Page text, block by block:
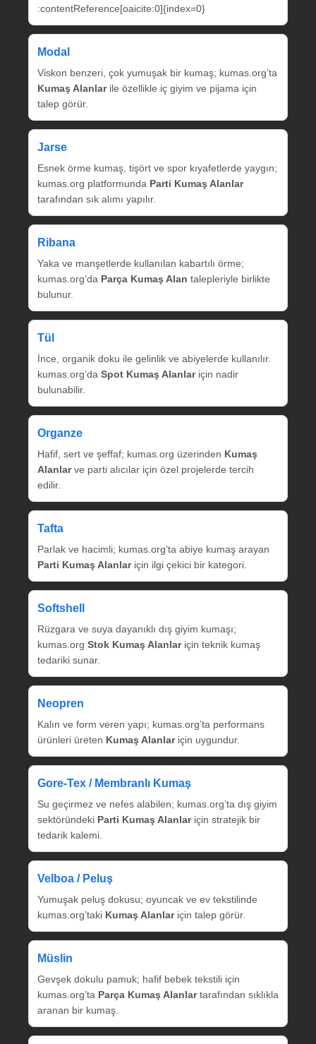
:contentReference[oaicite:0]{index=0}
Modal
Viskon benzeri, çok yumuşak bir kumaş; kumas.org’ta
Kumaş Alanlarile özellikle iç giyim ve pijama için
talep görür.
Jarse
Esnek örme kumaş, tişört ve spor kıyafetlerde yaygın;
kumas.org platformunda Parti Kumaş Alanlar
tarafından sık alımı yapılır.
Ribana
Yaka ve manşetlerde kullanılan kabartılı örme;
kumas.org’da Parça Kumaş Alan talepleriyle birlikte
bulunur.
Tül
İnce, organik doku ile gelinlik ve abiyelerde kullanılır.
kumas.org’da Spot Kumaş Alanlariçin nadir
bulunabilir.
Organze
Hafif, sert ve şeffaf; kumas.org üzerinden Kumaş
Alanlarve parti alıcılar için özel projelerde tercih
edilir.
Tafta
Parlak ve hacimli; kumas.org’ta abiye kumaş arayan
Parti Kumaş Alanlariçin ilgi çekici bir kategori.
Softshell
Rüzgara ve suya dayanıklı dış giyim kumaşı;
kumas.org Stok Kumaş Alanlariçin teknik kumaş
tedariki sunar.
Neopren
Kalın ve form veren yapı; kumas.org’ta performans
ürünleri üreten Kumaş Alanlariçin uygundur.
Gore‑Tex / Membranlı Kumaş
Su geçirmez ve nefes alabilen; kumas.org’ta dış giyim
sektöründeki Parti Kumaş Alanlariçin stratejik bir
tedarik kalemi.
Velboa / Peluş
Yumuşak peluş dokusu; oyuncak ve ev tekstilinde
kumas.org’taki Kumaş Alanlariçin talep görür.
Müslin
Gevşek dokulu pamuk; hafif bebek tekstili için
kumas.org’ta Parça Kumaş Alanlartarafından sıklıkla
aranan bir kumaş.